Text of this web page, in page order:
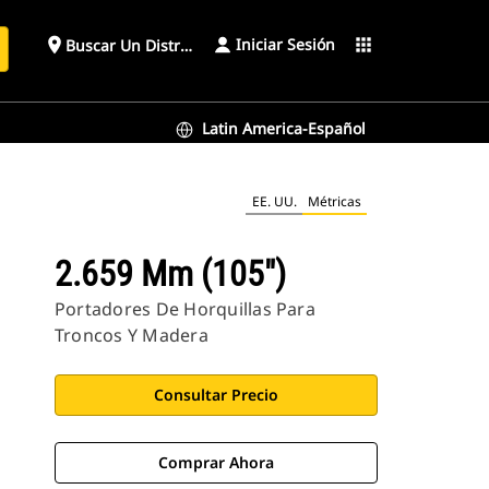
place Buscar Un Distribuidor Iniciar Sesión apps
Latin America-Español
EE. UU. Métricas
2.659 Mm (105")
Portadores De Horquillas Para
Troncos Y Madera
Consultar Precio
Comprar Ahora